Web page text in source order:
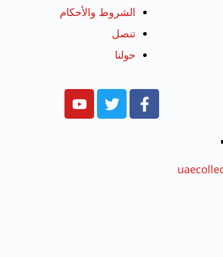
الشروط والأحكام
تنصل
حولنا